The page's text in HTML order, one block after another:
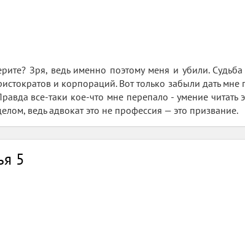
Зря, ведь именно поэтому меня и убили.
и корпораций. Вот только забыли дать
все-таки кое-что мне перепало - умение
ведь адвокат это не профессия — это призвание.
5